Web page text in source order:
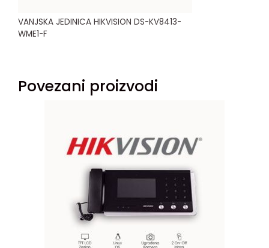
VANJSKA JEDINICA HIKVISION DS-KV8413-
WME1-F
Povezani proizvodi